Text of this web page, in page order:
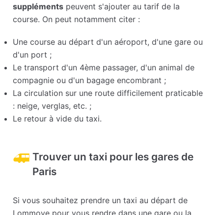
suppléments peuvent s'ajouter au tarif de la
course. On peut notamment citer :
Une course au départ d'un aéroport, d'une gare ou
d'un port ;
Le transport d'un 4ème passager, d'un animal de
compagnie ou d'un bagage encombrant ;
La circulation sur une route difficilement praticable
: neige, verglas, etc. ;
Le retour à vide du taxi.
Trouver un taxi pour les gares de
Paris
Si vous souhaitez prendre un taxi au départ de